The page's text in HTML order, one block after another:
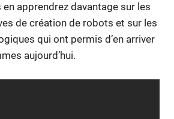
apprendrez davantage sur les
de création de robots et sur les
qui ont permis d’en arriver
aujourd’hui.